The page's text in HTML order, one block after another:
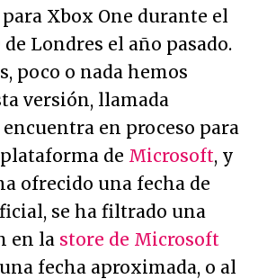
Xbox One durante el
Londres el año pasado.
poco o nada hemos
versión, llamada
encuentra en proceso para
de Microsoft, y
ofrecido una fecha de
se ha filtrado una
en la store de Microsoft
fecha aproximada, o al